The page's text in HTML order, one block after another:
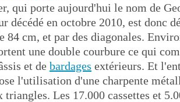
qui porte aujourd'hui le nom de
décédé en octobre 2010, est donc
84 cm, et par des diagonales.
une double courbure ce qui
et de bardages extérieurs. Et
l'utilisation d'une charpente
Les 17.000 cassettes et